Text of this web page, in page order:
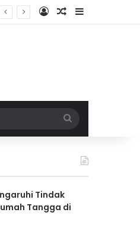
Log InRandom Article
Sidebar
for
Tindak
Tangga di